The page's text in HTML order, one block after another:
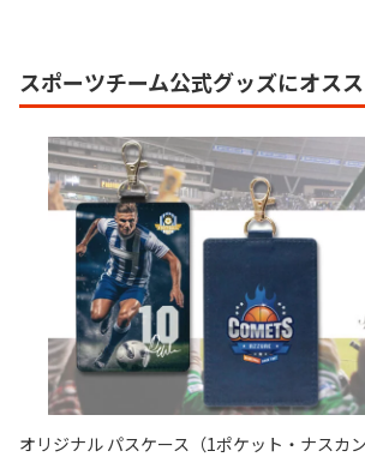
スポーツチーム公式グッズにオスス
オリジナル パスケース（1ポケット・ナスカ